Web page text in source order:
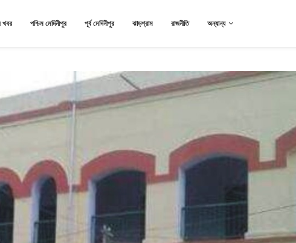
খবর পশ্চিম মেদিনীপুর পূর্ব মেদিনীপুর ঝাড়গ্রাম রাজনীতি অন্যান্য